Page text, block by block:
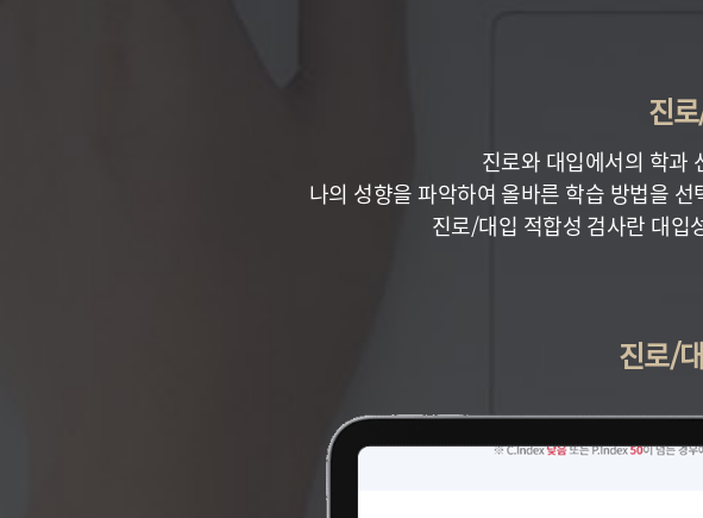
진
진로와 대입에서의 학과
나의 성향을 파악하여 올바른 학습 방법을
진로/대입 적합성 검사란 대입
진로/